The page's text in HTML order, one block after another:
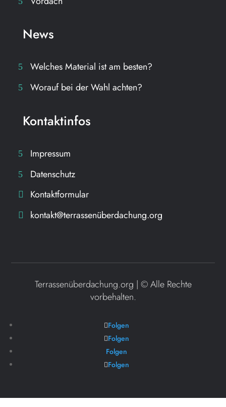
News
Welches Material ist am besten?
Worauf bei der Wahl achten?
Kontaktinfos
Impressum
Datenschutz
Kontaktformular
kontakt@terrassenüberdachung.org
Terrassenüberdachung.org | ©Alle Rechte
vorbehalten.
Folgen
Folgen
Folgen
Folgen